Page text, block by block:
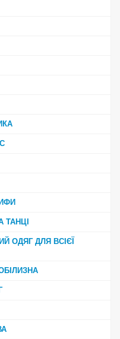
ТАНЦІ
ОДЯГ ДЛЯ ВСІЄЇ